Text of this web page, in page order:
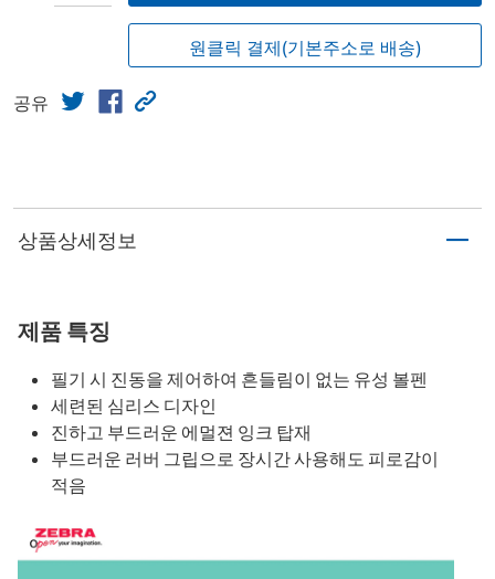
원클릭 결제(기본주소로 배송)
공유
상품상세정보
제품 특징
필기 시 진동을 제어하여 흔들림이 없는 유성 볼펜
세련된 심리스 디자인
진하고 부드러운 에멀젼 잉크 탑재
부드러운 러버 그립으로 장시간 사용해도 피로감이
적음